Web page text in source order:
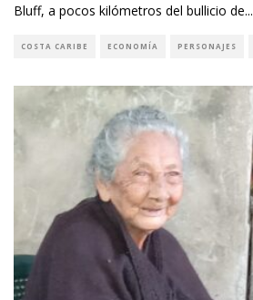
Bluff, a pocos kilómetros del bullicio de...
COSTA CARIBE ECONOMÍA PERSONAJES